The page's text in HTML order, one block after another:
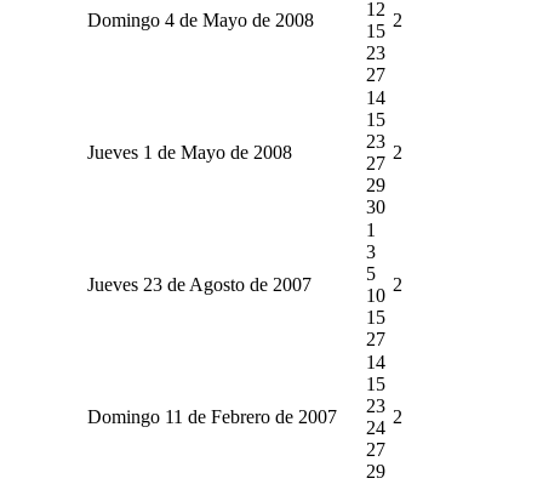
Domingo 4 de Mayo de 2008
12
15
23
27
2
Jueves 1 de Mayo de 2008
14
15
23
27
29
30
2
Jueves 23 de Agosto de 2007
1
3
5
10
15
27
2
Domingo 11 de Febrero de 2007
14
15
23
24
27
29
2